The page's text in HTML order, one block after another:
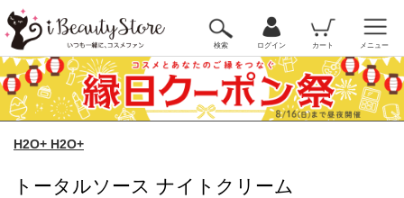
検索 ログイン カート メニュー
H2O+ H2O+
トータルソース ナイトクリーム